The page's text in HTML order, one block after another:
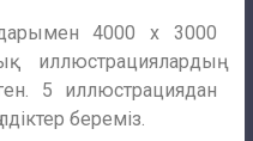
4000 x 3000
иллюстрациялардың
5 иллюстрациядан
береміз.